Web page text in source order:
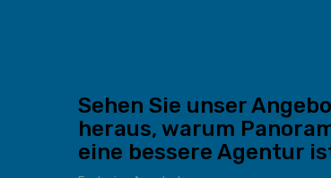
Sehen Sie unser
heraus, warum
eine bessere Agentur